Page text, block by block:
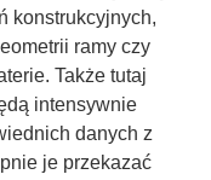
konstrukcyjnych,
ramy czy
Także tutaj
intensywnie
danych z
je przekazać